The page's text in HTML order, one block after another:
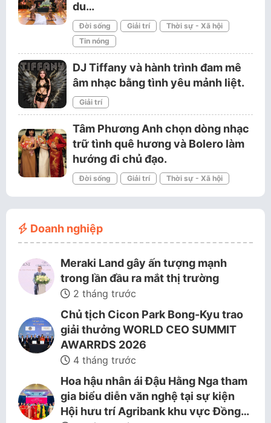
du…
Đời sống Giải trí
Thời sự - Xã hội
Tin nóng
DJ Tiffany và hành trình đam mê
âm nhạc bằng tình yêu mảnh liệt.
Giải trí
Tâm Phương Anh chọn dòng nhạc
trữ tình quê hương và Bolero làm
hướng đi chủ đạo.
Đời sống Giải trí Thời sự - Xã hội
Doanh nghiệp
Meraki Land gây ấn tượng mạnh
trong lần đầu ra mắt thị trường
2 tháng trước
Chủ tịch Cicon Park Bong-Kyu trao
giải thưởng WORLD CEO SUMMIT
AWARRDS 2026
4 tháng trước
Hoa hậu nhân ái Đậu Hằng Nga tham
gia biểu diễn văn nghệ tại sự kiện
Hội hưu trí Agribank khu vực Đồng…